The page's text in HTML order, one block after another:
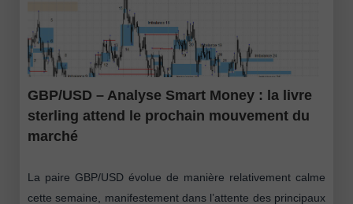
GBP/USD – Analyse Smart Money : la livre
sterling attend le prochain mouvement du
marché
La paire GBP/USD évolue de manière relativement calme
cette semaine, manifestement dans l’attente des principaux